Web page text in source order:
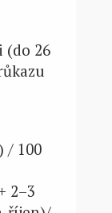
(do 26
/ 100
2–3